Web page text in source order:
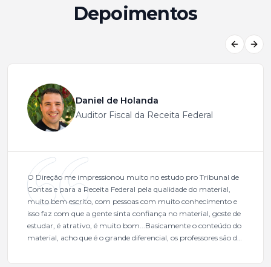
Depoimentos
Daniel de Holanda
Auditor Fiscal da Receita Federal
O Direção me impressionou muito no estudo pro Tribunal de
Contas e para a Receita Federal pela qualidade do material,
muito bem escrito, com pessoas com muito conhecimento e
isso faz com que a gente sinta confiança no material, goste de
estudar, é atrativo, é muito bom...Basicamente o conteúdo do
material, acho que é o grande diferencial, os professores são de
mais excelentes cargos da administração pública.Eu sempre